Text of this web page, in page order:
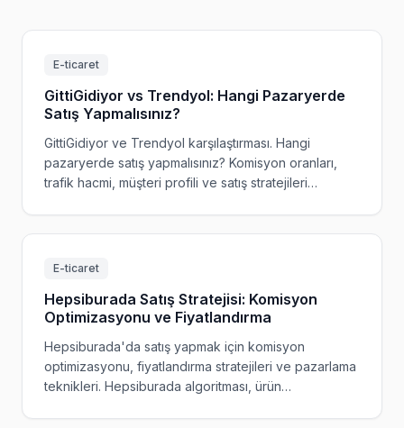
E-ticaret
GittiGidiyor vs Trendyol: Hangi Pazaryerde
Satış Yapmalısınız?
GittiGidiyor ve Trendyol karşılaştırması. Hangi
pazaryerde satış yapmalısınız? Komisyon oranları,
trafik hacmi, müşteri profili ve satış stratejileri
E-ticaret
Hepsiburada Satış Stratejisi: Komisyon
Optimizasyonu ve Fiyatlandırma
Hepsiburada'da satış yapmak için komisyon
optimizasyonu, fiyatlandırma stratejileri ve pazarlama
teknikleri. Hepsiburada algoritması, ürün